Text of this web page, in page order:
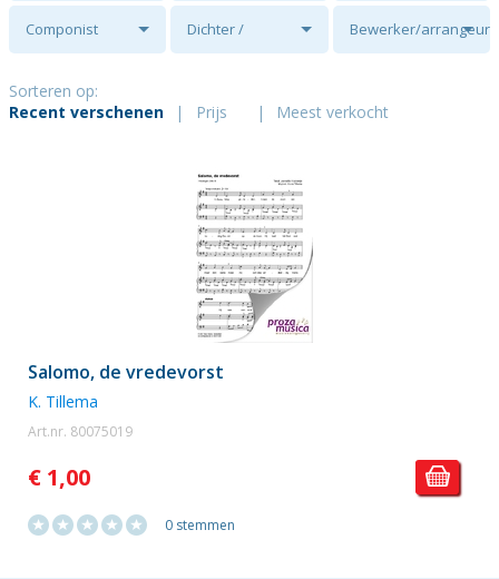
Componist Dichter / Bewerker/arrangeur
Sorteren op:
Recent verschenen
| Prijs | Meest verkocht
Salomo, de vredevorst
K. Tillema
Art.nr. 80075019
€ 1,00
0 stemmen